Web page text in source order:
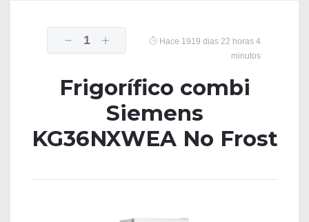
1
Hace 1919 dias 22 horas 4
minutos
Frigorífico combi
Siemens
KG36NXWEA No Frost